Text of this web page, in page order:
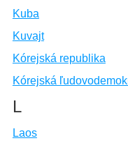
Kuba
Kuvajt
Kórejská republika
Kórejská
L
Laos